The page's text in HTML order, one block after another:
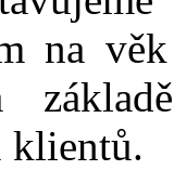
na
klientů.